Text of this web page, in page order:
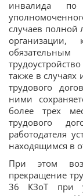
инвалида по
случаев полной
организации,
обязательным
также в
трудового
ними
более трех
трудового
работодателя
находящимся в
При этом
прекращение
36 КЗоТ при